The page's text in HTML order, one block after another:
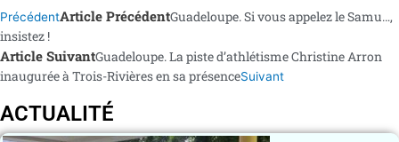
PrécédentArticle PrécédentGuadeloupe. Si vous appelez le Samu…,
insistez !
Article SuivantGuadeloupe. La piste d’athlétisme Christine Arron
inaugurée à Trois-Rivières en sa présenceSuivant
ACTUALITÉ